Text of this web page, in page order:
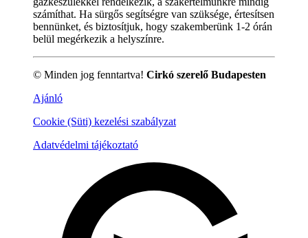
számíthat. Ha sürgős segítségre van szüksége, értesítsen
bennünket, és biztosítjuk, hogy szakemberünk 1-2 órán
belül megérkezik a helyszínre.
© Minden jog fenntartva! Cirkó szerelő Budapesten
Ajánló
Cookie (Süti) kezelési szabályzat
Adatvédelmi tájékoztató